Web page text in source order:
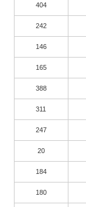
404
242
146
165
388
311
247
20
184
180